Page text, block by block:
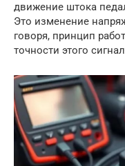
движение штока
Это изменение
говоря, принцип
точности этого